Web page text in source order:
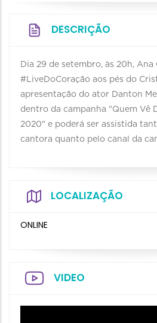
DESCRIÇÃO
Dia 29 de setembro, às 20h, Ana
#LiveDoCoração aos pés do
apresentação do ator Danton
dentro da campanha "Quem Vê
2020" e poderá ser assistida
cantora quanto pelo canal da
LOCALIZAÇÃO
ONLINE
VIDEO